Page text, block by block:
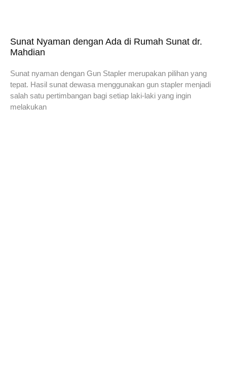
Sunat Nyaman dengan Ada di Rumah Sunat dr.
Mahdian
Sunat nyaman dengan Gun Stapler merupakan pilihan yang
tepat. Hasil sunat dewasa menggunakan gun stapler menjadi
salah satu pertimbangan bagi setiap laki-laki yang ingin
melakukan